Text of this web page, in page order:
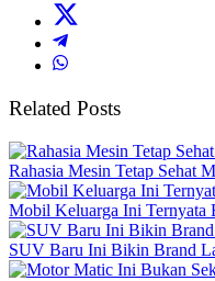
Related Posts
Rahasia Mesin Tetap Sehat
Mobil Keluarga Ini Ternyata
SUV Baru Ini Bikin Brand